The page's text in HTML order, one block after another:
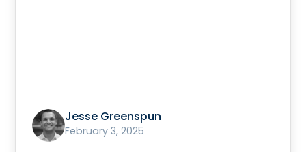
Jesse Greenspun
February 3, 2025